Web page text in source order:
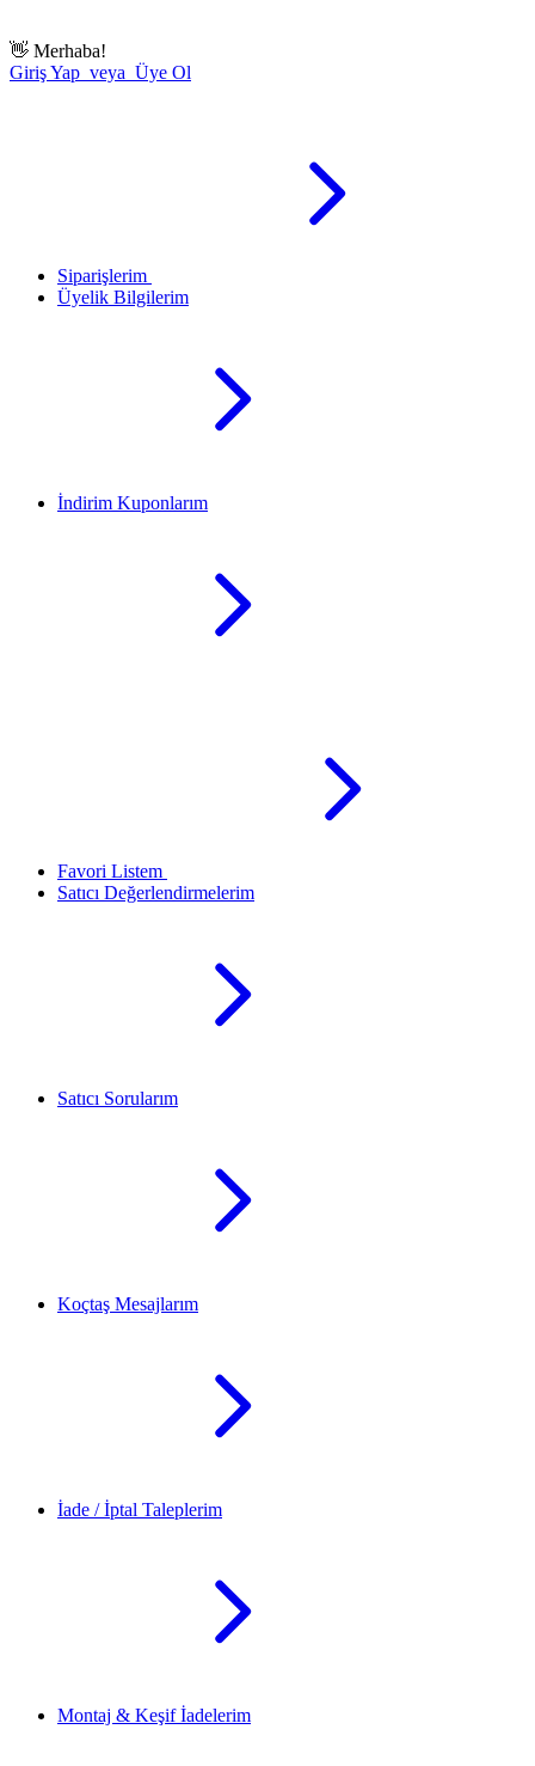
👋 Merhaba!
Giriş Yap veya Üye Ol
Siparişlerim
Üyelik Bilgilerim
İndirim Kuponlarım
Favori Listem
Satıcı Değerlendirmelerim
Satıcı Sorularım
Koçtaş Mesajlarım
İade / İptal Taleplerim
Montaj & Keşif İadelerim